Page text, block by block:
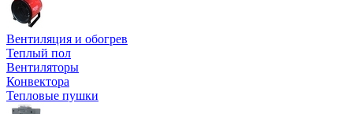
Вентиляция и обогрев
Теплый пол
Вентиляторы
Конвектора
Тепловые пушки